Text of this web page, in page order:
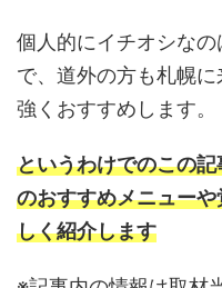
個人的にイチオシなの
で、道外の方も札幌
強くおすすめします。
というわけでのこの
のおすすめメニュー
しく紹介します